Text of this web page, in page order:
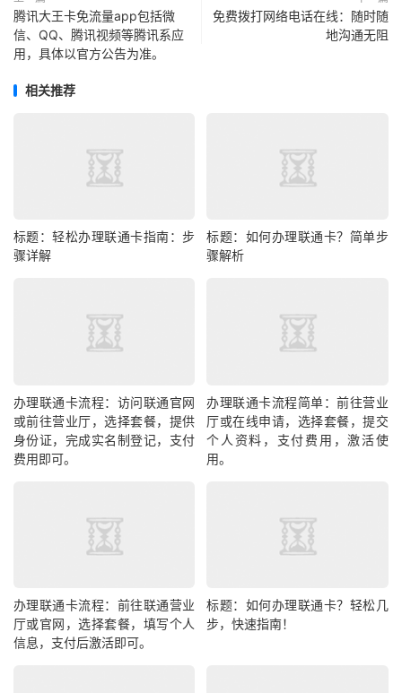
腾讯大王卡免流量app包括微
信、QQ、腾讯视频等腾讯系应
用，具体以官方公告为准。
免费拨打网络电话在线：随时随
地沟通无阻
相关推荐
标题：轻松办理联通卡指南：步
骤详解
标题：如何办理联通卡？简单步
骤解析
办理联通卡流程：访问联通官网
或前往营业厅，选择套餐，提供
身份证，完成实名制登记，支付
费用即可。
办理联通卡流程简单：前往营业
厅或在线申请，选择套餐，提交
个人资料，支付费用，激活使
用。
办理联通卡流程：前往联通营业
厅或官网，选择套餐，填写个人
信息，支付后激活即可。
标题：如何办理联通卡？轻松几
步，快速指南！